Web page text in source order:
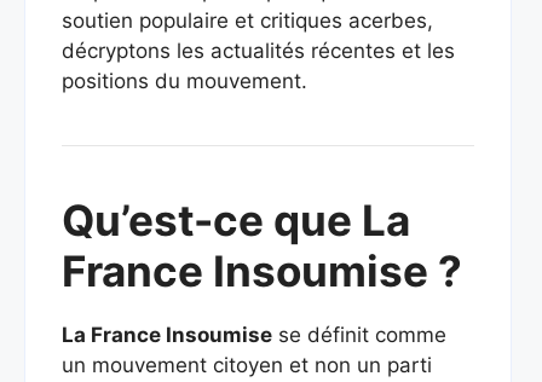
soutien populaire et critiques acerbes,
décryptons les actualités récentes et les
positions du mouvement.
Qu’est-ce que La
France Insoumise ?
La France Insoumise se définit comme
un mouvement citoyen et non un parti